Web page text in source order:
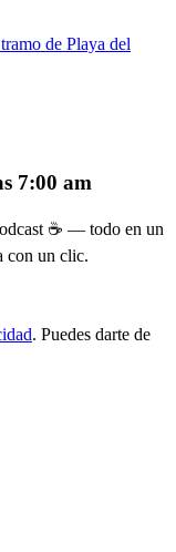
de Playa del
7:00 am
☕ — todo en un
con un clic.
. Puedes darte de